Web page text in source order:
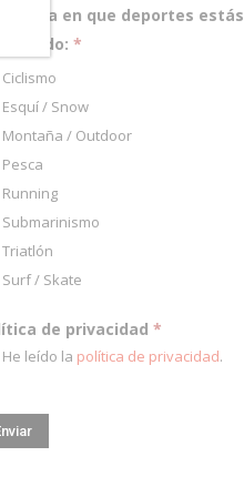
en que deportes estás
*
Ciclismo
Esquí / Snow
Montaña / Outdoor
Pesca
Running
Submarinismo
Triatlón
Surf / Skate
de privacidad *
He leído la política de privacidad.